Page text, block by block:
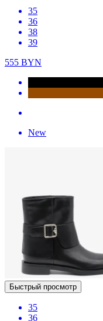
35
36
38
39
555 BYN
New
Быстрый просмотр
35
36